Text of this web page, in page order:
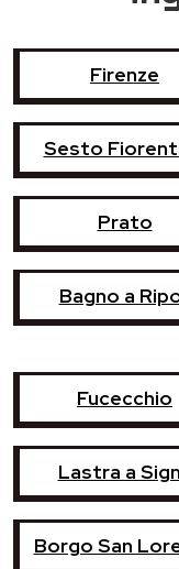
Firenze
Sesto
Prato
Bagno a
Fucecchio
Lastra a
Borgo San